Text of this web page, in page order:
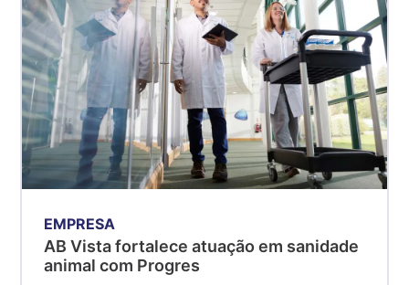
EMPRESA
AB Vista fortalece atuação em sanidade
animal com Progres